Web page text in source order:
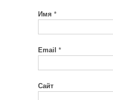
Имя *
Email *
Сайт